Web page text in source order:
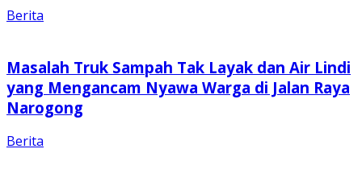
Berita
Masalah Truk Sampah Tak Layak dan Air Lindi
yang Mengancam Nyawa Warga di Jalan Raya
Narogong
Berita